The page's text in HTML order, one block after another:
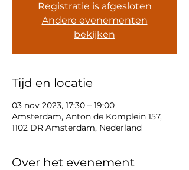
Registratie is afgesloten
Andere evenementen
bekijken
Tijd en locatie
03 nov 2023, 17:30 – 19:00
Amsterdam, Anton de Komplein 157,
1102 DR Amsterdam, Nederland
Over het evenement